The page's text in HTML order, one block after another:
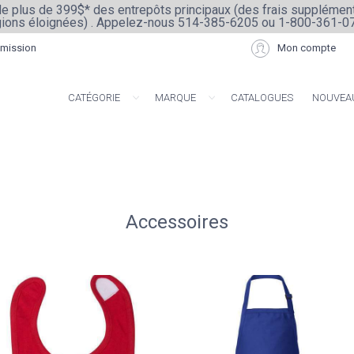
plus de 399$* des entrepôts principaux (des frais
éloignées) . Appelez-nous 514-385-6205 ou 1-800-361-
Mon compte
CATÉGORIE MARQUE CATALOGUES
Accessoires